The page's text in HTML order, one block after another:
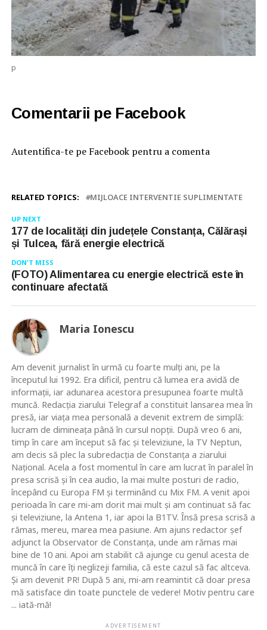
p
Comentarii pe Facebook
Autentifica-te pe Facebook pentru a comenta
RELATED TOPICS: MIJLOACE INTERVENTIE SUPLIMENTATE
UP NEXT
177 de localități din județele Constanța, Călărași
și Tulcea, fără energie electrică
DON'T MISS
(FOTO) Alimentarea cu energie electrică este în
continuare afectată
Maria Ionescu
Am devenit jurnalist în urmă cu foarte mulţi ani, pe la
începutul lui 1992. Era dificil, pentru că lumea era avidă de
informaţii, iar adunarea acestora presupunea foarte multă
muncă. Redacţia ziarului Telegraf a constituit lansarea mea în
presă, iar viaţa mea personală a devenit extrem de simplă:
lucram de dimineaţa până în cursul nopţii. După vreo 6 ani,
timp în care am început să fac şi televiziune, la TV Neptun,
am decis să plec la subredacţia de Constanţa a ziarului
Naţional. Acela a fost momentul în care am lucrat în paralel în
presa scrisă şi în cea audio, la mai multe posturi de radio,
începând cu Europa FM şi terminând cu Mix FM. A venit apoi
perioada în care mi-am dorit mai mult şi am continuat să fac
şi televiziune, la Antena 1, iar apoi la B1TV. Însă presa scrisă a
rămas, mereu, marea mea pasiune. Am ajuns redactor şef
adjunct la Observator de Constanţa, unde am rămas mai
bine de 10 ani. Apoi am stabilit că ajunge cu genul acesta de
muncă în care îţi neglizeji familia, că este cazul să fac altceva.
Şi am devenit PR! După 5 ani, mi-am reamintit că doar presa
mă satisface din toate punctele de vedere! Motiv pentru care
... iată-mă!
ADVERTISEMENT